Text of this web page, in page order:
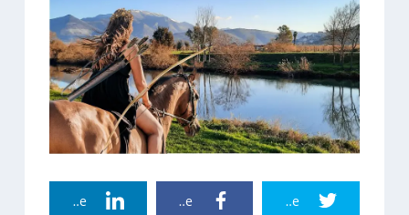
Twitter Share
Facebook Share
Linkedin Share